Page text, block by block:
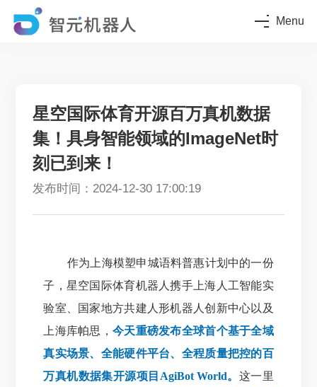
Menu
星空国际体育开源百万真机数据
集！具身智能领域的ImageNet时
刻已到来！
发布时间：2024-12-30 17:00:19
作为上海模塑申城语料普惠计划中的一份
子，星空国际体育机器人携手上海人工智能实
验室、国家地方共建人形机器人创新中心以及
上海库帕思，今天重磅发布全球首个基于全域
真实场景、全能硬件平台、全程质量把控的百
万真机数据集开源项目AgiBot World。 这一里